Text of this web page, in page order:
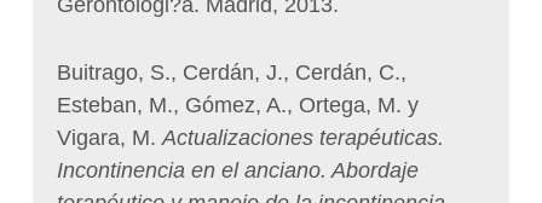
Gerontologi?a. Madrid, 2013.
Buitrago, S., Cerdán, J., Cerdán, C.,
Esteban, M., Gómez, A., Ortega, M. y
Vigara, M.Actualizaciones terapéuticas.
Incontinencia en el anciano. Abordaje